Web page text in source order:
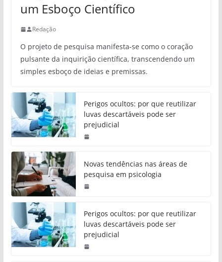
um Esboço Científico
Redação
O projeto de pesquisa manifesta-se como o coração
pulsante da inquirição científica, transcendendo um
simples esboço de ideias e premissas.
Perigos ocultos: por que reutilizar
luvas descartáveis pode ser
prejudicial
Novas tendências nas áreas de
pesquisa em psicologia
Perigos ocultos: por que reutilizar
luvas descartáveis pode ser
prejudicial